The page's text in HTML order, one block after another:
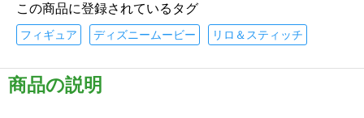
この商品に登録されているタグ
フィギュア ディズニームービー リロ＆スティッチ
商品の説明